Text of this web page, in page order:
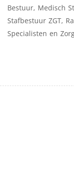
Bestuur, Medisch
Stafbestuur ZGT,
Specialisten en